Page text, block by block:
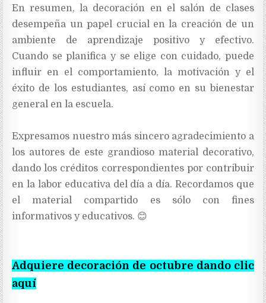
En resumen, la decoración en el salón de clases
desempeña un papel crucial en la creación de un
ambiente de aprendizaje positivo y efectivo.
Cuando se planifica y se elige con cuidado, puede
influir en el comportamiento, la motivación y el
éxito de los estudiantes, así como en su bienestar
general en la escuela.
Expresamos nuestro más sincero agradecimiento a
los autores de este grandioso material decorativo,
dando los créditos correspondientes por contribuir
en la labor educativa del día a día. Recordamos que
el material compartido es sólo con fines
informativos y educativos. 😊
Adquiere decoración de octubre dando clic
aquí